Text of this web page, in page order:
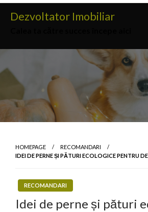
Skip
Dezvoltator Imobiliar
HOMEPAGE
RECOMANDARI
IDEI DE PERNE ȘI PĂTURI ECOLOGICE PENTRU
RECOMANDARI
Idei de perne și pături